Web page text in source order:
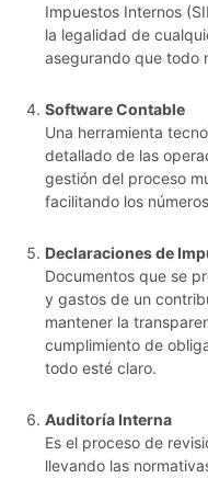
Impuestos Internos
la legalidad de
asegurando que todo
Software Contable
Una herramienta
detallado de las
gestión del proceso
facilitando los
Declaraciones de
Documentos que se
y gastos de un
mantener la
cumplimiento de
todo esté claro.
Auditoría Interna
Es el proceso de
llevando las